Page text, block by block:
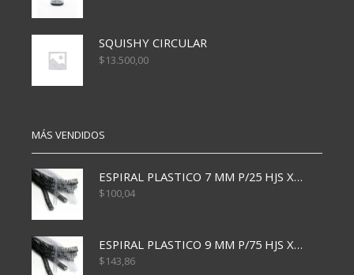
SQUISHY CIRCULAR
$13.500,00
MÁS VENDIDOS
ESPIRAL PLASTICO 7 MM P/25 HJS X50x3000
$100,04
ESPIRAL PLASTICO 9 MM P/75 HJS X50X2400
$143,86